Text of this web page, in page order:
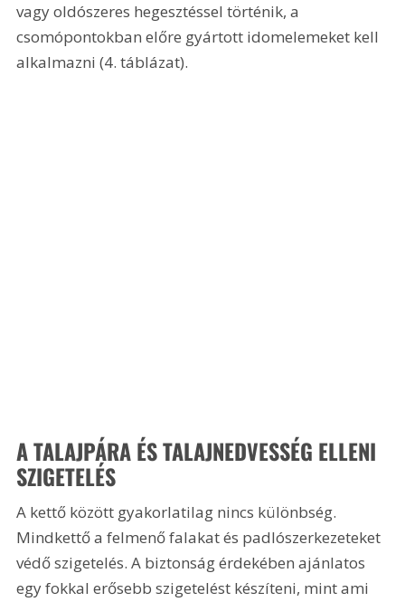
vagy oldószeres hegesztéssel történik, a
csomópontokban előre gyártott idomelemeket kell
alkalmazni (4. táblázat).
A TALAJPÁRA ÉS TALAJNEDVESSÉG ELLENI
SZIGETELÉS
A kettő között gyakorlatilag nincs különbség.
Mindkettő a felmenő falakat és padlószerkezeteket
védő szigetelés. A biztonság érdekében ajánlatos
egy fokkal erősebb szigetelést készíteni, mint ami